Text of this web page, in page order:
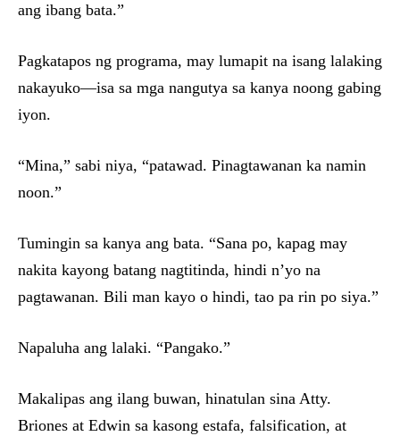
ang ibang bata.”
Pagkatapos ng programa, may lumapit na isang lalaking
nakayuko—isa sa mga nangutya sa kanya noong gabing
iyon.
“Mina,” sabi niya, “patawad. Pinagtawanan ka namin
noon.”
Tumingin sa kanya ang bata. “Sana po, kapag may
nakita kayong batang nagtitinda, hindi n’yo na
pagtawanan. Bili man kayo o hindi, tao pa rin po siya.”
Napaluha ang lalaki. “Pangako.”
Makalipas ang ilang buwan, hinatulan sina Atty.
Briones at Edwin sa kasong estafa, falsification, at